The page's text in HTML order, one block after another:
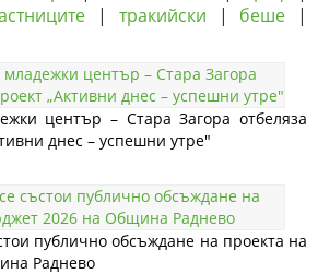
| тракийски | беше |
център – Стара Загора отбеляза
днес – успешни утре"
публично обсъждане на проекта на
Раднево